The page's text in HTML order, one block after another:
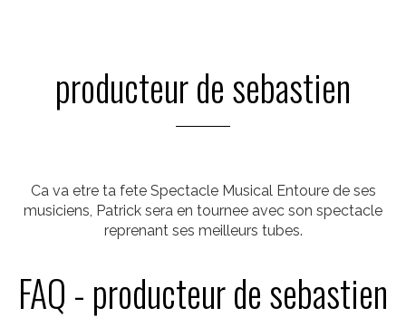
producteur de sebastien
Ca va etre ta fete Spectacle Musical Entoure de ses
musiciens, Patrick sera en tournee avec son spectacle
reprenant ses meilleurs tubes.
FAQ - producteur de sebastien